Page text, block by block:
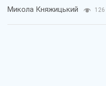
Микола Княжицький 126